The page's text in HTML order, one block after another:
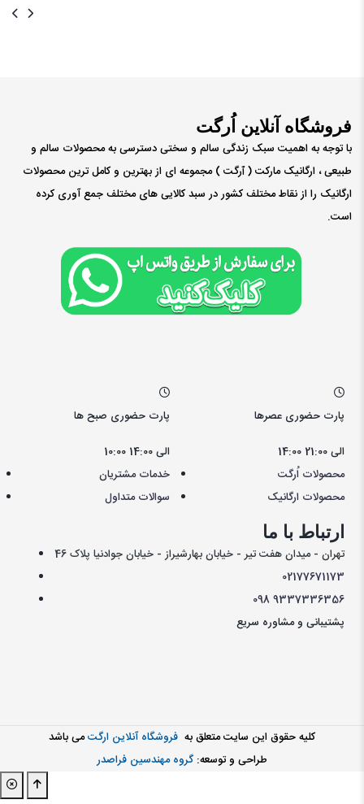
فروشگاه آنلاین اُرگت
با توجه به اهمیت سبک زندگی سالم و سختی دسترسی به محصولات سالم و
طبیعی ، ارگانیک مارکت ( ٱرگت ) مجموعه ای از بهترین و کامل ترین محصولات
ارگانیک را از نقاط مختلف کشور در سبد کالایی های مختلف جمع آوری کرده
است.
پارت حضوری صبح ها
10:00 الی 14:00
پارت حضوری عصرها
14:00 الی 21:00
خدمات مشتریان
سوالات متداول
محصولات اُرگت
محصولات ارگانیک
ارتباط با ما
تهران - میدان هفت تیر - خیابان بهارشیراز - خیابان جوادنیا پلاک 46
02177671173
0989337336356
پشتیبانی و مشاوره سریع
کليه حقوق اين سايت متعلق به فروشگاه آنلاین ارگتمی باشد
طراحی و توسعه: گروه مهندسین فراصدر